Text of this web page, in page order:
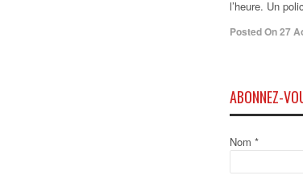
l’heure. Un
Posted On 27
ABONNEZ-
Nom *